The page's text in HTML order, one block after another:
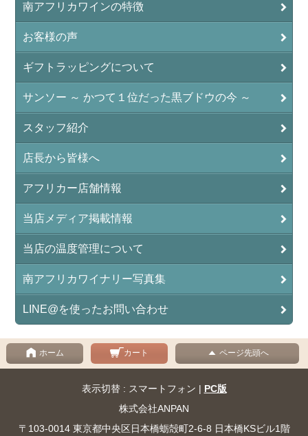
南アフリカワインの特徴
お客様の声
ギフトラッピングについて
サンソー ～ かつて１位だった黒ブドウの今 ～
スタッフ紹介
店長から皆様へ
アフリカー店舗情報
当店メディア掲載情報
当店の温度管理について
南アフリカワイナリー写真集
LINE@を使ったお問い合わせ
ホーム カート ページ先頭へ
表示切替 : スマートフォン | PC版
株式会社ANPAN
〒103-0014 東京都中央区日本橋蛎殻町2-6-8 日本橋KSビル1階